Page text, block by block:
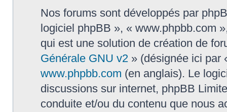
Nos forums sont développés par
logiciel phpBB », « www.phpbb.com
qui est une solution de création de
Générale GNU v2 » (désignée ici par
www.phpbb.com (en anglais). Le
discussions sur internet, phpBB
conduite et/ou du contenu que nous